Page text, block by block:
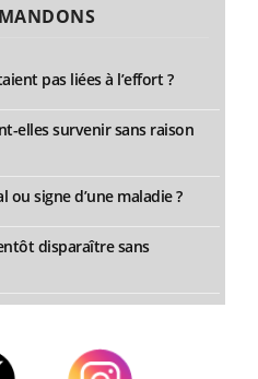
pas liées à l’effort ?
elles survenir sans raison
ou signe d’une maladie ?
disparaître sans